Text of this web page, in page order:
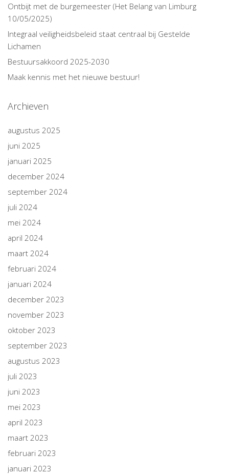
Ontbijt met de burgemeester (Het Belang van Limburg
10/05/2025)
Integraal veiligheidsbeleid staat centraal bij Gestelde
Lichamen
Bestuursakkoord 2025-2030
Maak kennis met het nieuwe bestuur!
Archieven
augustus 2025
juni 2025
januari 2025
december 2024
september 2024
juli 2024
mei 2024
april 2024
maart 2024
februari 2024
januari 2024
december 2023
november 2023
oktober 2023
september 2023
augustus 2023
juli 2023
juni 2023
mei 2023
april 2023
maart 2023
februari 2023
januari 2023